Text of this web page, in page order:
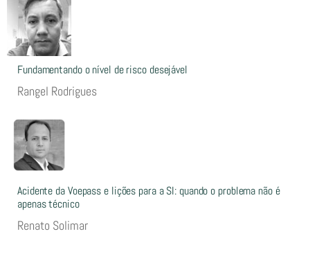
Fundamentando o nível de risco desejável
Rangel Rodrigues
Acidente da Voepass e lições para a SI: quando o problema não é
apenas técnico
Renato Solimar